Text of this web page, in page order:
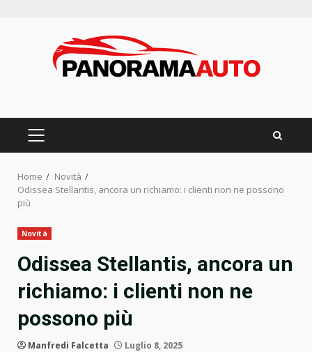
PRIMARY
Home
Novità
Odissea Stellantis, ancora un richiamo: i clienti non ne possono
più
Novità
Odissea Stellantis, ancora un
richiamo: i clienti non ne
possono più
Manfredi Falcetta Luglio 8, 2025